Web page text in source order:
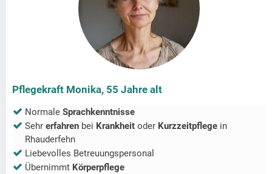
Pflegekraft Monika, 55 Jahre alt
Normale Sprachkenntnisse
Sehr erfahren bei Krankheit oder Kurzzeitpflege in
Rhauderfehn
Liebevolles Betreuungspersonal
Übernimmt Körperpflege